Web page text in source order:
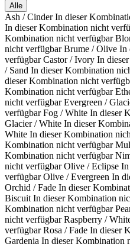
Alle
Ash / Cinder In dieser
In dieser Kombination nicht
Kombination nicht verfügbar
nicht verfügbar Brume / Olive In
verfügbar Castor / Ivory In
/ Sand In dieser Kombination
dieser Kombination nicht
Kombination nicht verfügbar
nicht verfügbar Evergreen /
verfügbar Fog / White In dieser
Glacier / White In dieser
White In dieser Kombination
Kombination nicht verfügbar
Kombination nicht verfügbar
nicht verfügbar Olive / Eclipse In
verfügbar Olive / Evergreen In
Orchid / Fade In dieser
Biscuit In dieser Kombination
Kombination nicht verfügbar
nicht verfügbar Raspberry /
verfügbar Rosa / Fade In dieser
Gardenia In dieser Kombination